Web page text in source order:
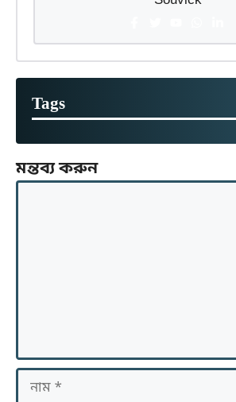
Tags
মন্তব্য করুন
মন্তব্য
নাম